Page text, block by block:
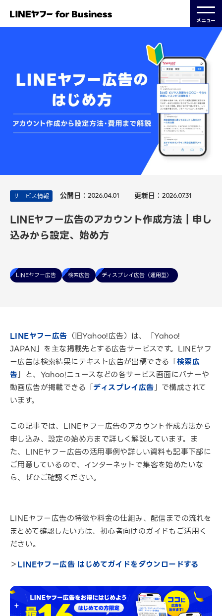
メニュー
サービス情報 公開日： 2026.04.01 更新日： 2026.07.31
LINEヤフー広告のアカウント作成方法｜申し
込みから設定、始め方
LINEヤフー広告 検索広告 ディスプレイ広告（運用型）
LINEヤフー広告 （旧Yahoo!広告）は、「Yahoo!
JAPAN」を主な掲載先とする広告サービスです。LINEヤフ
ー広告は検索結果にテキスト広告が出稿できる「検索広
告」と、Yahoo!ニュースなどの各サービス画面にバナーや
動画広告が掲載できる「ディスプレイ広告」で構成されて
います。
この記事では、LINEヤフー広告のアカウント作成方法から
申し込み、設定の始め方まで詳しく解説しています。ま
た、LINEヤフー広告の活用事例や詳しい資料も記事下部に
ご用意しているので、インターネットで集客を始めたいな
ら、ぜひご確認ください。
LINEヤフー広告の特徴や料金の仕組み、配信までの流れを
まとめて確認したい方は、初心者向けのガイドもご活用く
ださい。
＞LINEヤフー広告 はじめてガイドをダウンロードする